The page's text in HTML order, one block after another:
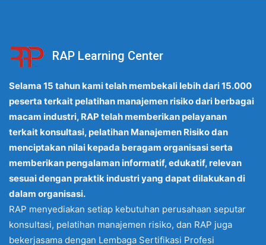
RAP Learning Center
Selama 15 tahun kami telah membekali lebih dari 15.000
peserta terkait pelatihan manajemen risiko dari berbagai
macam industri, RAP telah memberikan pelayanan
terkait konsultasi, pelatihan Manajemen Risiko dan
menciptakan nilai kepada beragam organisasi serta
memberikan pengalaman informatif, edukatif, relevan
sesuai dengan praktik industri yang dapat dilakukan di
dalam organisasi.
RAP menyediakan setiap kebutuhan perusahaan seputar
konsultasi, pelatihan manajemen risiko, dan RAP juga
bekerjasama dengan Lembaga Sertifikasi Profesi